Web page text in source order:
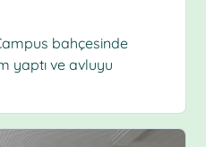
bahçesinde
yaptı ve avluyu